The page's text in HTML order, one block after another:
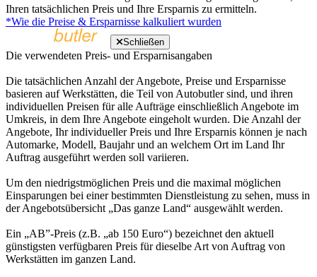
Ihren tatsächlichen Preis und Ihre Ersparnis zu ermitteln.
*Wie die Preise & Ersparnisse kalkuliert wurden
Schließen
Die verwendeten Preis- und Ersparnisangaben
Die tatsächlichen Anzahl der Angebote, Preise und Ersparnisse
basieren auf Werkstätten, die Teil von Autobutler sind, und ihren
individuellen Preisen für alle Aufträge einschließlich Angebote im
Umkreis, in dem Ihre Angebote eingeholt wurden. Die Anzahl der
Angebote, Ihr individueller Preis und Ihre Ersparnis können je nach
Automarke, Modell, Baujahr und an welchem Ort im Land Ihr
Auftrag ausgeführt werden soll variieren.
Um den niedrigstmöglichen Preis und die maximal möglichen
Einsparungen bei einer bestimmten Dienstleistung zu sehen, muss in
der Angebotsübersicht „Das ganze Land“ ausgewählt werden.
Ein „AB”-Preis (z.B. „ab 150 Euro“) bezeichnet den aktuell
günstigsten verfügbaren Preis für dieselbe Art von Auftrag von
Werkstätten im ganzen Land.